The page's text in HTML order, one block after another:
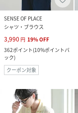
SENSE OF PLACE
シャツ・ブラウス
3,990 円 19%OFF
362ポイント(10%ポイントバ
ック)
クーポン対象